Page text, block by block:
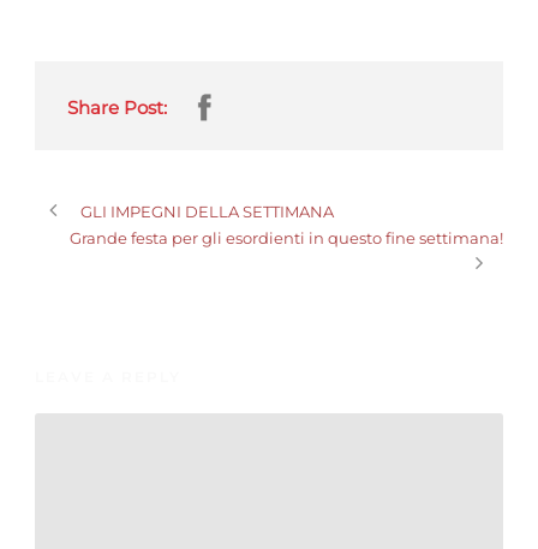
Share Post:
GLI IMPEGNI DELLA SETTIMANA
Grande festa per gli esordienti in questo fine settimana!